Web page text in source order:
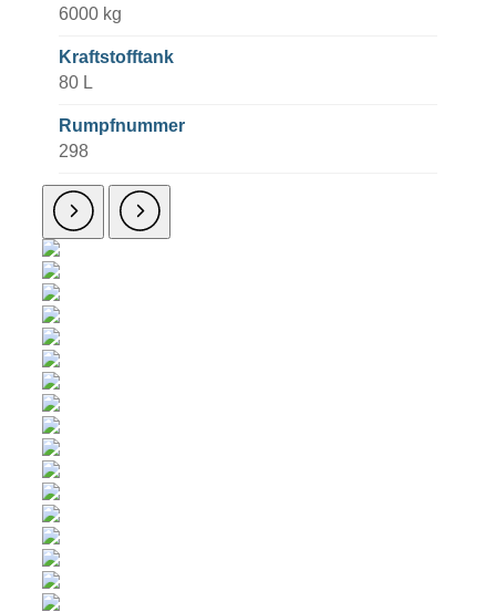
6000 kg
Kraftstofftank
80 L
Rumpfnummer
298